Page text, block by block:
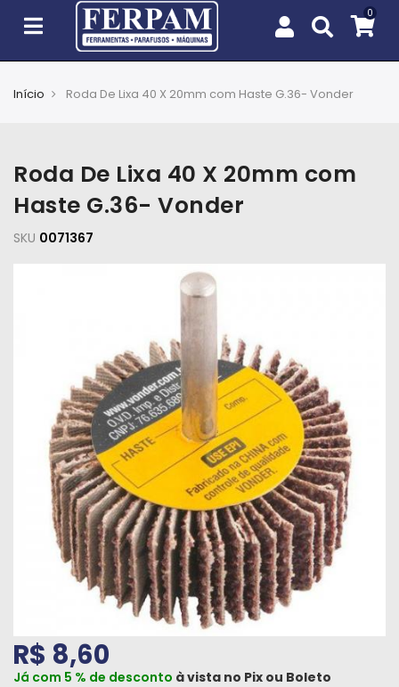
e
Jardim
EPIs
Ferramentas
Máquinas
Iluminação
Materiais
Construção
Materiais
Elétricos
Hidráulicos
e
Início Roda De Lixa 40 X 20mm com Haste G.36- Vonder
Roda De Lixa 40 X 20mm com
Haste G.36- Vonder
SKU 0071367
R$ 8,60
Já com 5 % de desconto à vista no Pix ou Boleto